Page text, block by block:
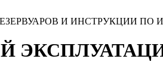
И ИНСТРУКЦИИ ПО